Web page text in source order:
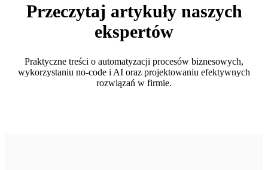
Przeczytaj artykuły naszych
ekspertów
Praktyczne treści o automatyzacji procesów biznesowych,
wykorzystaniu no-code i AI oraz projektowaniu efektywnych
rozwiązań w firmie.